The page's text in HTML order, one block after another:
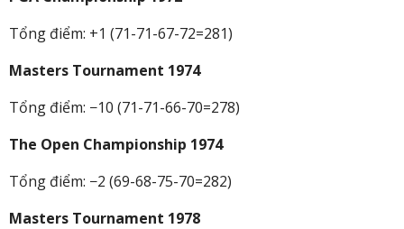
Tổng điểm: +1 (71-71-67-72=281)
Masters Tournament 1974
Tổng điểm: −10 (71-71-66-70=278)
The Open Championship 1974
Tổng điểm: −2 (69-68-75-70=282)
Masters Tournament 1978